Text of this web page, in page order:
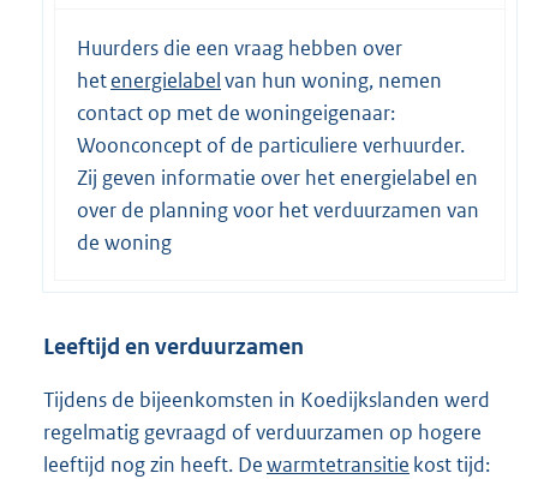
Huurders die een vraag hebben over
hetenergielabelvan hun woning, nemen
contact op met de woningeigenaar:
Woonconcept of de particuliere verhuurder.
Zij geven informatie over het energielabel en
over de planning voor het verduurzamen van
de woning
Leeftijd en verduurzamen
Tijdens de bijeenkomsten in Koedijkslanden werd
regelmatig gevraagd of verduurzamen op hogere
leeftijd nog zin heeft. Dewarmtetransitie kost tijd: